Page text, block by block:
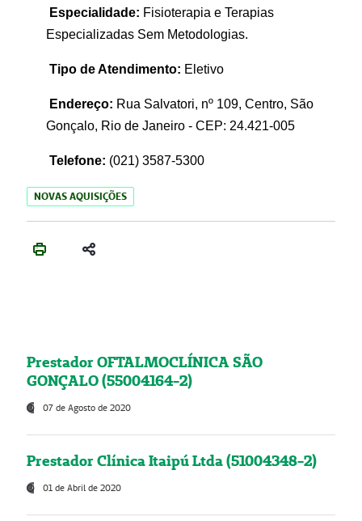
Especialidade: Fisioterapia e Terapias
Especializadas Sem Metodologias.
Tipo de Atendimento: Eletivo
Endereço: Rua Salvatori, nº 109, Centro, São
Gonçalo, Rio de Janeiro - CEP: 24.421-005
Telefone: (021) 3587-5300
NOVAS AQUISIÇÕES
Prestador OFTALMOCLÍNICA SÃO
GONÇALO (55004164-2)
07 de Agosto de 2020
Prestador Clínica Itaipú Ltda (51004348-2)
01 de Abril de 2020